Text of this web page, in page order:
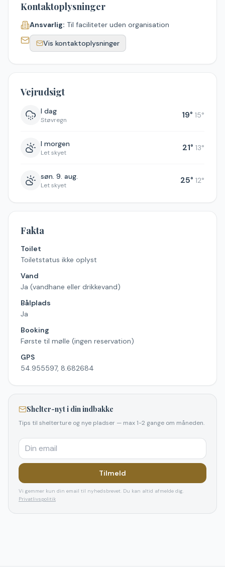
Kontaktoplysninger
Ansvarlig: Til faciliteter uden organisation
Vis kontaktoplysninger
Vejrudsigt
I dag
Støvregn 19° 15°
I morgen
Let skyet 21° 13°
søn. 9. aug.
Let skyet 25° 12°
Fakta
Toilet
Toiletstatus ikke oplyst
Vand
Ja (vandhane eller drikkevand)
Bålplads
Ja
Booking
Første til mølle (ingen reservation)
GPS
54.955597, 8.682684
Shelter-nyt i din indbakke
Tips til shelterture og nye pladser — max 1-2 gange om måneden.
Tilmeld
Vi gemmer kun din email til nyhedsbrevet. Du kan altid afmelde dig.
Privatlivspolitik